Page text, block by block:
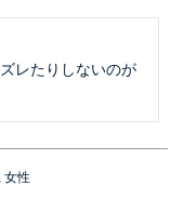
レたりしないのが
女性